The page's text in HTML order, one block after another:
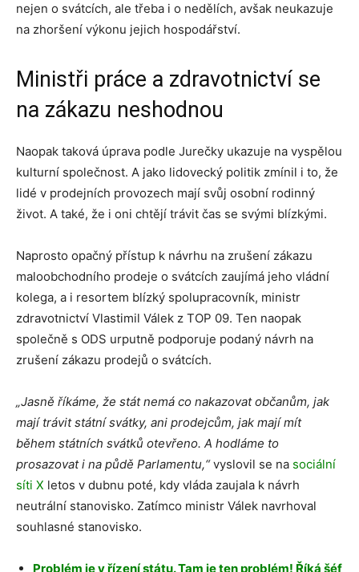
nejen o svátcích, ale třeba i o nedělích, avšak neukazuje
na zhoršení výkonu jejich hospodářství.
Ministři práce a zdravotnictví se
na zákazu neshodnou
Naopak taková úprava podle Jurečky ukazuje na vyspělou
kulturní společnost. A jako lidovecký politik zmínil i to, že
lidé v prodejních provozech mají svůj osobní rodinný
život. A také, že i oni chtějí trávit čas se svými blízkými.
Naprosto opačný přístup k návrhu na zrušení zákazu
maloobchodního prodeje o svátcích zaujímá jeho vládní
kolega, a i resortem blízký spolupracovník, ministr
zdravotnictví Vlastimil Válek z TOP 09. Ten naopak
společně s ODS urputně podporuje podaný návrh na
zrušení zákazu prodejů o svátcích.
„Jasně říkáme, že stát nemá co nakazovat občanům, jak
mají trávit státní svátky, ani prodejcům, jak mají mít
během státních svátků otevřeno. A hodláme to
prosazovat i na půdě Parlamentu,“vyslovil se na sociální
síti X letos v dubnu poté, kdy vláda zaujala k návrh
neutrální stanovisko. Zatímco ministr Válek navrhoval
souhlasné stanovisko.
Problém je v řízení státu. Tam je ten problém! Říká šéf